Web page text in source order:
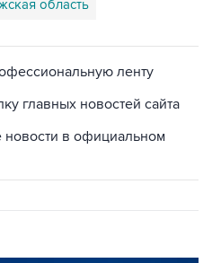
главных новостей сайта
новости в официальном